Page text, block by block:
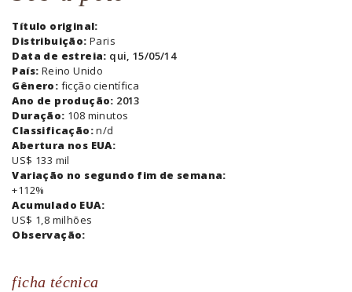
Título original:
Distribuição: Paris
Data de estreia: qui, 15/05/14
País: Reino Unido
Gênero: ficção científica
Ano de produção: 2013
Duração: 108 minutos
Classificação:n/d
Abertura nos EUA:
US$ 133 mil
Variação no segundo fim de semana:
+112%
Acumulado EUA:
US$ 1,8 milhões
Observação:
ficha técnica